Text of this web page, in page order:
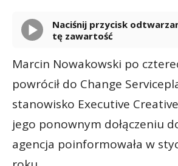
Naciśnij przycisk odtwarzania, aby odsłuchać
tę zawartość
Marcin Nowakowski po
powrócił do Change
stanowisko Executive
jego ponownym dołączeniu
agencja poinformowała w